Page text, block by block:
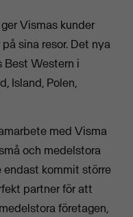
Vismas kunder
sina resor. Det nya
Best Western i
Island, Polen,
med Visma
och medelstora
kommit större
partner för att
företagen,